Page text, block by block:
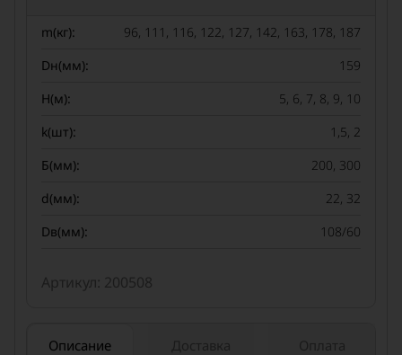
m(кг):
96, 111, 116, 122, 127, 142, 163, 178, 187
Dн(мм):
159
H(м):
5, 6, 7, 8, 9, 10
k(шт):
1,5, 2
Б(мм):
200, 300
d(мм):
22, 32
Dв(мм):
108/60
Артикул: 200508
Описание